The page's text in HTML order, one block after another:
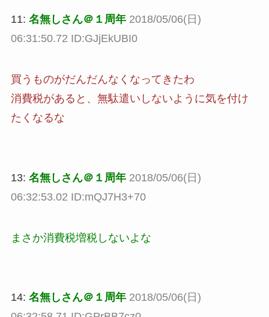
11: 名無しさん＠１周年 2018/05/06(日)
06:31:50.72 ID:GJjEkUBI0
買うものがだんだんなくなってきたわ
消費税があると、無駄遣いしないように気を付け
たくなるな
13: 名無しさん＠１周年 2018/05/06(日)
06:32:53.02 ID:mQJ7H3+70
まさか消費税増税しないよな
14: 名無しさん＠１周年 2018/05/06(日)